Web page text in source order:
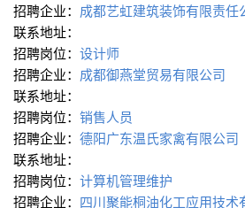
招聘企业： 成都艺虹建筑装饰有限责任
联系地址：
招聘岗位： 设计师
招聘企业： 成都御燕堂贸易有限公司
联系地址：
招聘岗位： 销售人员
招聘企业： 德阳广东温氏家禽有限公司
联系地址：
招聘岗位： 计算机管理维护
招聘企业： 四川聚能桐油化工应用技术